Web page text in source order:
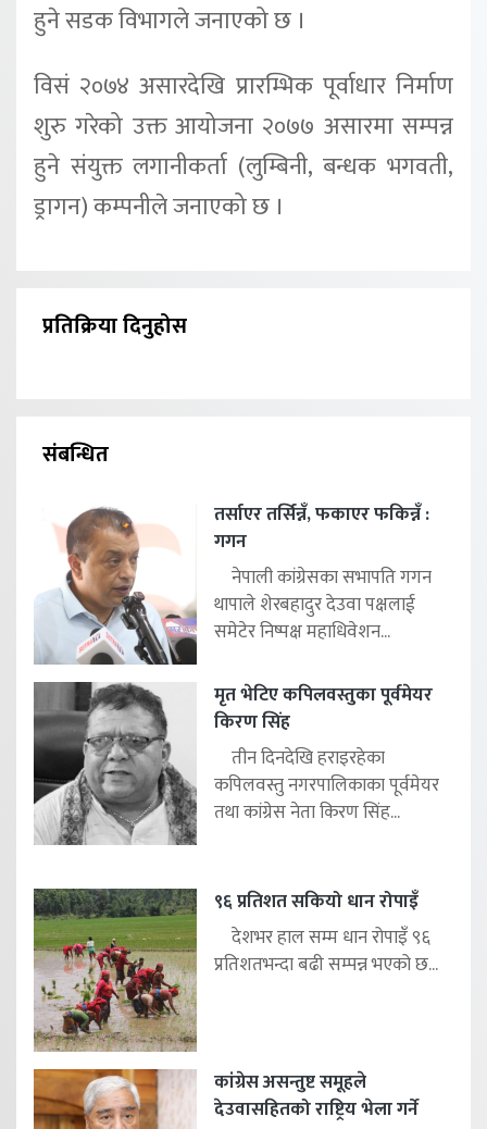
हुने सडक विभागले जनाएको छ ।
विसं २०७४ असारदेखि प्रारम्भिक पूर्वाधार निर्माण
शुरु गरेको उक्त आयोजना २०७७ असारमा सम्पन्न
हुने संयुक्त लगानीकर्ता (लुम्बिनी, बन्धक भगवती,
ड्रागन) कम्पनीले जनाएको छ ।
प्रतिक्रिया दिनुहोस
संबन्धित
तर्साएर तर्सिन्नँ, फकाएर फकिन्नँ :
गगन
नेपाली कांग्रेसका सभापति गगन
थापाले शेरबहादुर देउवा पक्षलाई
समेटेर निष्पक्ष महाधिवेशन...
मृत भेटिए कपिलवस्तुका पूर्वमेयर
किरण सिंह
तीन दिनदेखि हराइरहेका
कपिलवस्तु नगरपालिकाका पूर्वमेयर
तथा कांग्रेस नेता किरण सिंह...
९६ प्रतिशत सकियो धान रोपाइँ
देशभर हाल सम्म धान रोपाइँ ९६
प्रतिशतभन्दा बढी सम्पन्न भएको छ...
कांग्रेस असन्तुष्ट समूहले
देउवासहितको राष्ट्रिय भेला गर्ने